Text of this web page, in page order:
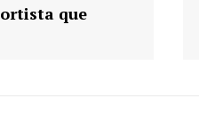
que